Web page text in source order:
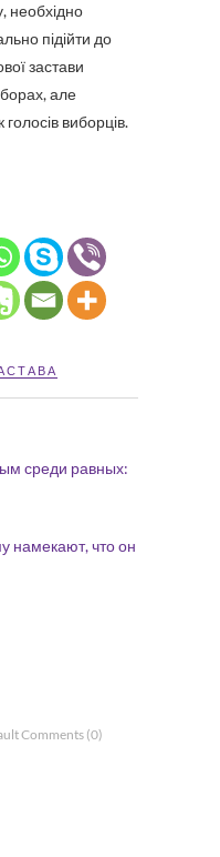
необхідно
підійти до
застави
але
виборців.
среди равных:
намекают, что он
Comments (0)